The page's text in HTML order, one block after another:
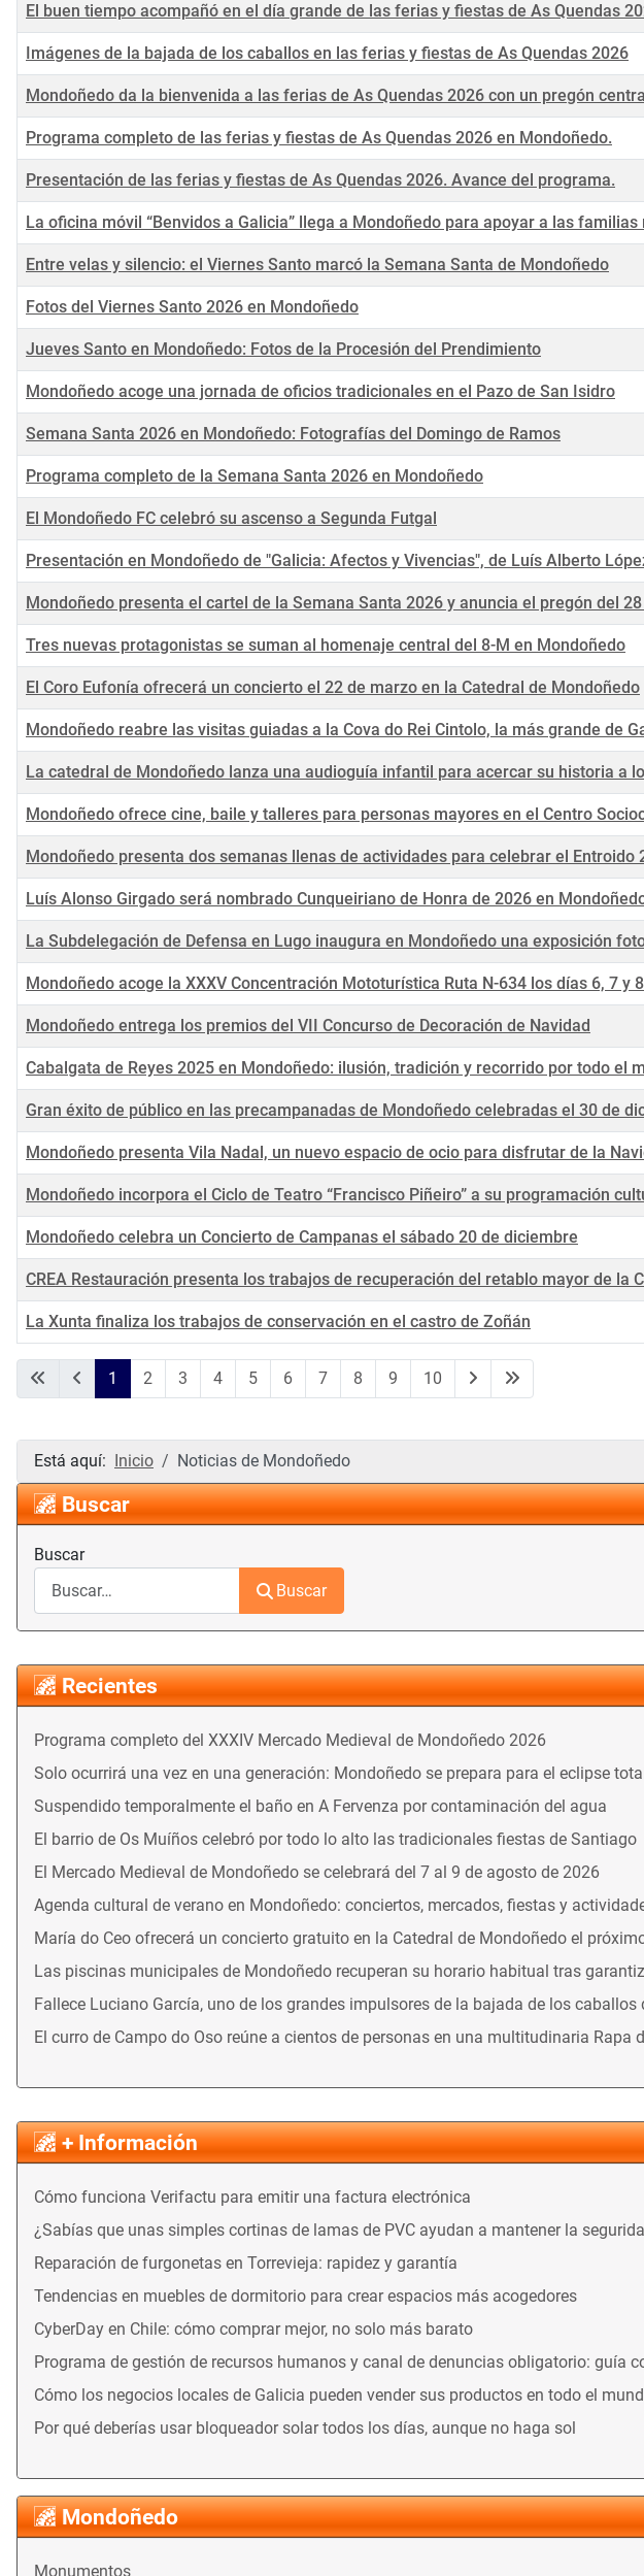
Mondoñedo
Monumentos
Artículos
El buen tiempo acompañó en el día grande de las ferias y fiestas de As Quendas
Imágenes de la bajada de los caballos en las ferias y fiestas de As Quendas 2026
Mondoñedo da la bienvenida a las ferias de As Quendas 2026 con un pregón
Programa completo de las ferias y fiestas de As Quendas 2026 en Mondoñedo.
Presentación de las ferias y fiestas de As Quendas 2026. Avance del programa.
La oficina móvil “Benvidos a Galicia” llega a Mondoñedo para apoyar a las
Entre velas y silencio: el Viernes Santo marcó la Semana Santa de Mondoñedo
Fotos del Viernes Santo 2026 en Mondoñedo
Jueves Santo en Mondoñedo: Fotos de la Procesión del Prendimiento
Mondoñedo acoge una jornada de oficios tradicionales en el Pazo de San Isidro
Semana Santa 2026 en Mondoñedo: Fotografías del Domingo de Ramos
Programa completo de la Semana Santa 2026 en Mondoñedo
El Mondoñedo FC celebró su ascenso a Segunda Futgal
Presentación en Mondoñedo de "Galicia: Afectos y Vivencias", de Luís Alberto
Mondoñedo presenta el cartel de la Semana Santa 2026 y anuncia el pregón del
Tres nuevas protagonistas se suman al homenaje central del 8-M en Mondoñedo
El Coro Eufonía ofrecerá un concierto el 22 de marzo en la Catedral de Mondoñedo
Mondoñedo reabre las visitas guiadas a la Cova do Rei Cintolo, la más grande de
La catedral de Mondoñedo lanza una audioguía infantil para acercar su historia a
Mondoñedo ofrece cine, baile y talleres para personas mayores en el Centro
Mondoñedo presenta dos semanas llenas de actividades para celebrar el Entroido
Luís Alonso Girgado será nombrado Cunqueiriano de Honra de 2026 en
La Subdelegación de Defensa en Lugo inaugura en Mondoñedo una exposición
Mondoñedo acoge la XXXV Concentración Mototurística Ruta N-634 los días 6, 7 y
Mondoñedo entrega los premios del VII Concurso de Decoración de Navidad
Cabalgata de Reyes 2025 en Mondoñedo: ilusión, tradición y recorrido por todo el
Gran éxito de público en las precampanadas de Mondoñedo celebradas el 30 de
Mondoñedo presenta Vila Nadal, un nuevo espacio de ocio para disfrutar de la
Mondoñedo incorpora el Ciclo de Teatro “Francisco Piñeiro” a su programación
Mondoñedo celebra un Concierto de Campanas el sábado 20 de diciembre
CREA Restauración presenta los trabajos de recuperación del retablo mayor de la
La Xunta finaliza los trabajos de conservación en el castro de Zoñán
1 2 3 4 5 6 7 8 9 10
Está aquí: Inicio Noticias de Mondoñedo
Buscar
Buscar
Buscar
Recientes
Programa completo del XXXIV Mercado Medieval de Mondoñedo 2026
Solo ocurrirá una vez en una generación: Mondoñedo se prepara para el eclipse
Suspendido temporalmente el baño en A Fervenza por contaminación del agua
El barrio de Os Muíños celebró por todo lo alto las tradicionales fiestas de Santiago
El Mercado Medieval de Mondoñedo se celebrará del 7 al 9 de agosto de 2026
Agenda cultural de verano en Mondoñedo: conciertos, mercados, fiestas y
María do Ceo ofrecerá un concierto gratuito en la Catedral de Mondoñedo el
Las piscinas municipales de Mondoñedo recuperan su horario habitual tras
Fallece Luciano García, uno de los grandes impulsores de la bajada de los caballos
El curro de Campo do Oso reúne a cientos de personas en una multitudinaria Rapa
+ Información
Cómo funciona Verifactu para emitir una factura electrónica
¿Sabías que unas simples cortinas de lamas de PVC ayudan a mantener la
Reparación de furgonetas en Torrevieja: rapidez y garantía
Tendencias en muebles de dormitorio para crear espacios más acogedores
CyberDay en Chile: cómo comprar mejor, no solo más barato
Programa de gestión de recursos humanos y canal de denuncias obligatorio: guía
Cómo los negocios locales de Galicia pueden vender sus productos en todo el
Por qué deberías usar bloqueador solar todos los días, aunque no haga sol